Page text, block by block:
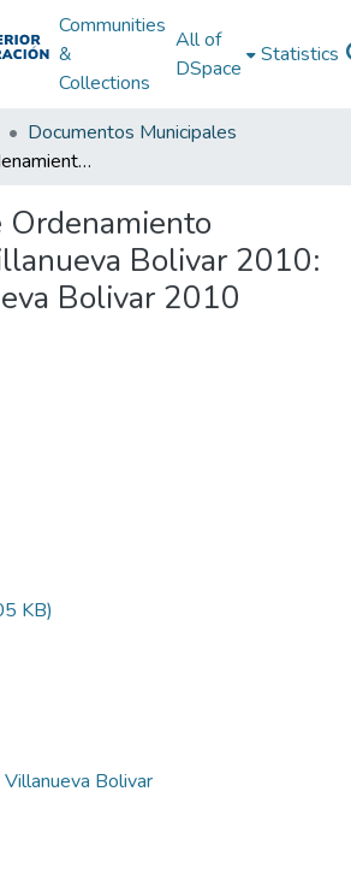
Communities
&
Collections
All of
DSpace
Statistics
Documentos Municipales
Esquema de Ordenamiento Territorial Villanueva Bolivar 2010: EOT Villanueva Bolivar 2010
Ordenamiento
Bolivar 2010:
Bolivar 2010
KB)
Bolivar